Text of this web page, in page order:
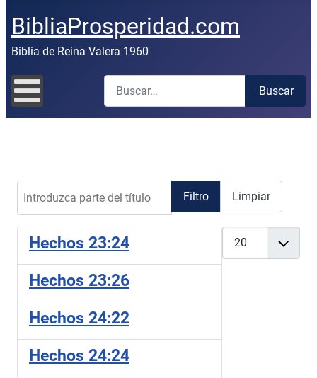
BibliaProsperidad.com
Biblia de Reina Valera 1960
Buscar
Buscar
Filtro Limpiar
Hechos 23:24
Hechos 23:26
Hechos 24:22
Hechos 24:24